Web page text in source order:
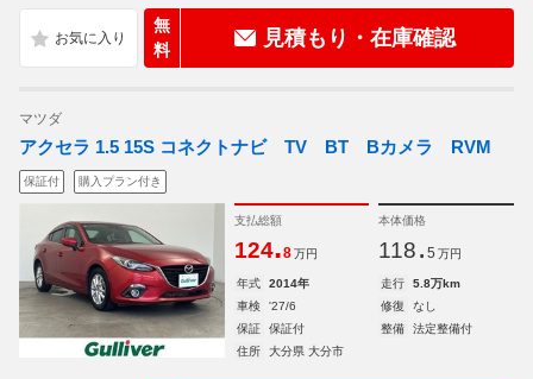
無
料
見積もり・在庫確認
マツダ
アクセラ 1.5 15S コネクトナビ TV BT Bカメラ RVM
保証付 購入プラン付き
支払総額
124.8 万円
本体価格
118. 5 万円
年式 2014年 走行
5.8万km
車検
'27/6 修復
なし
保証
保証付 整備
法定整備付
住所
大分県 大分市